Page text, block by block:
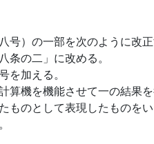
）の一部を次のように改正
条の二」に改める。
を加える。
機を機能させて一の結果
ものとして表現したものをい